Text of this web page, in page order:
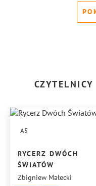
A5
RYCERZ DWÓCH
ŚWIATÓW
Zbigniew Małecki